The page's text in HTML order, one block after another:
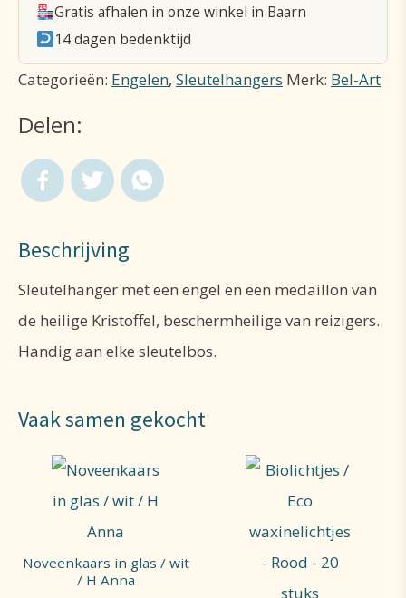
Kristoffel
aantal
Gratis afhalen in onze winkel in Baarn
14 dagen bedenktijd
Categorieën: Engelen, Sleutelhangers Merk: Bel-Art
Delen:
Beschrijving
Sleutelhanger met een engel en een medaillon van
de heilige Kristoffel, beschermheilige van reizigers.
Handig aan elke sleutelbos.
Vaak samen gekocht
Noveenkaars in glas / wit
/ H Anna